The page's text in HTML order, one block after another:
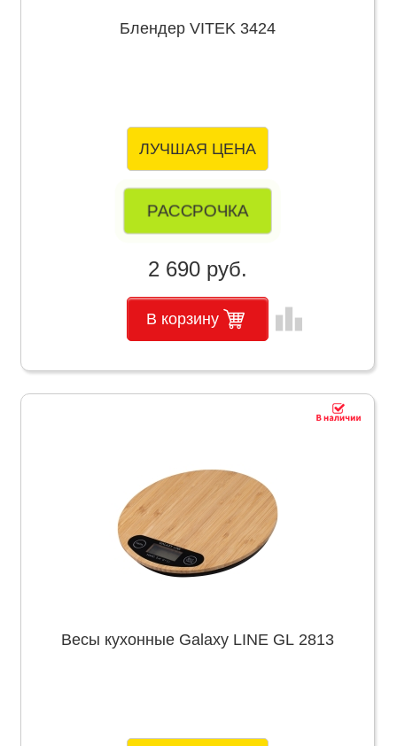
Блендер VITEK 3424
ЛУЧШАЯ ЦЕНА
РАССРОЧКА
2 690 руб.
В корзину leaderboard
Весы кухонные Galaxy LINE GL 2813